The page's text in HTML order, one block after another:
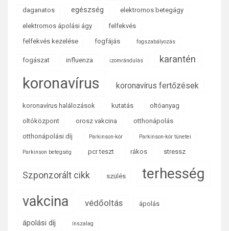
daganatos egészség elektromos betegágy
elektromos ápolási ágy
felfekvés
felfekvés kezelése
fogfájás fogszabályozás
fogászat influenza izomrándulás karantén
koronavírus koronavírus fertőzések
koronavírus halálozások kutatás
oltóanyag
oltóközpont
orosz vakcina
otthonápolás
otthonápolási díj
Parkinson-kór Parkinson-kór tünetei
Parkinson betegség pcr teszt rákos stressz
Szponzorált cikk szülés terhesség
vakcina védőoltás ápolás
ápolási díj ínszalag